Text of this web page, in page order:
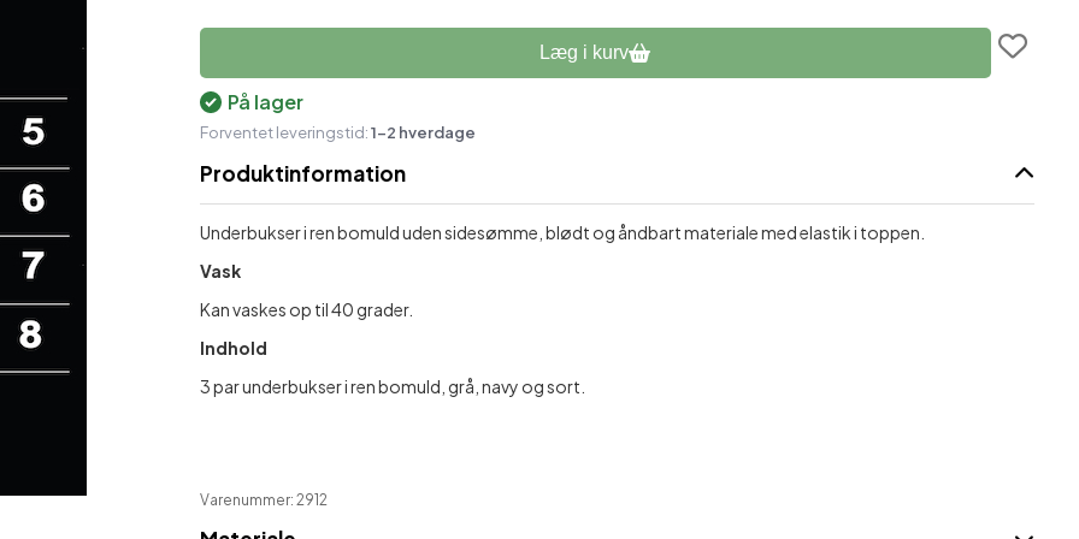
Sæber
Shampoo & balsam
Massage
Læg i kurv
På lager
Forventet leveringstid:1-2 hverdage
Produktinformation
Underbukser i ren bomuld uden sidesømme, blødt og åndbart materiale med elastik i toppen.
Vask
Kan vaskes op til 40 grader.
Indhold
3 par underbukser i ren bomuld, grå, navy og sort.
Varenummer: 2912